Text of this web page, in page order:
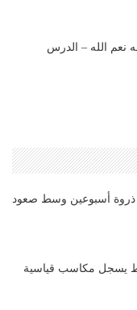
نعم الله – الدرس
ذروة أسبوعين وسط صعود
يسجل مكاسب قياسية